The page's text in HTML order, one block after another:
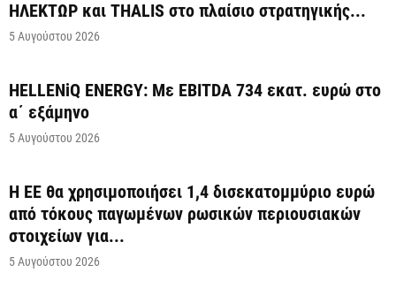
ΗΛΕΚΤΩΡ και THALIS στο πλαίσιο στρατηγικής...
5 Αυγούστου 2026
HELLENiQ ENERGY: Με EBITDA 734 εκατ. ευρώ στο
α΄ εξάμηνο
5 Αυγούστου 2026
Η ΕΕ θα χρησιμοποιήσει 1,4 δισεκατομμύριο ευρώ
από τόκους παγωμένων ρωσικών περιουσιακών
στοιχείων για...
5 Αυγούστου 2026